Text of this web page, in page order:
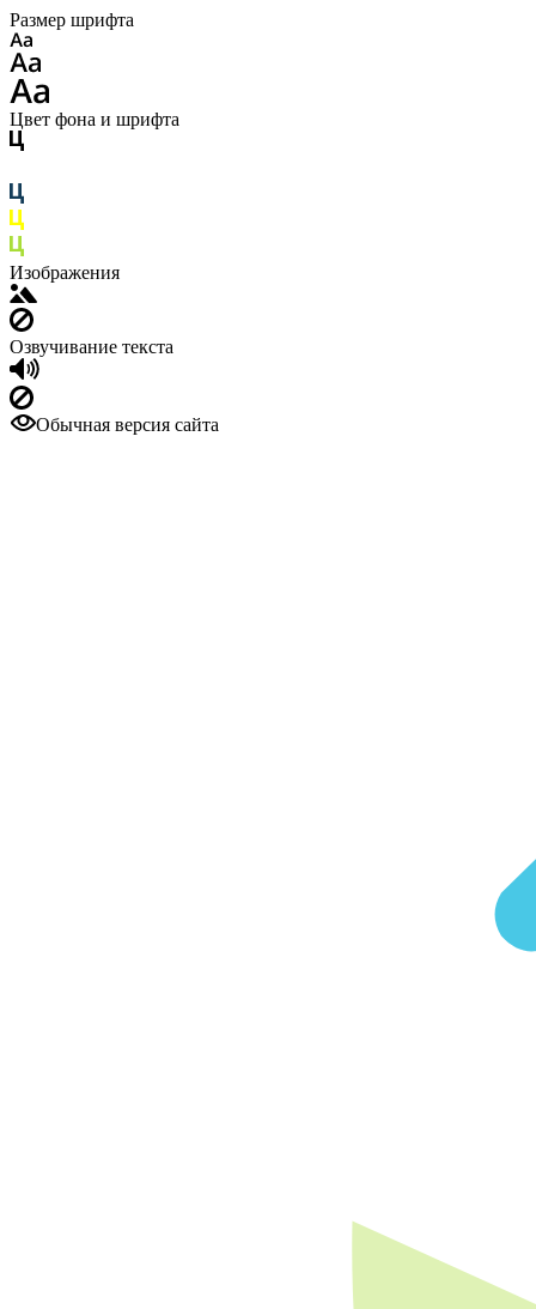
Размер шрифта
Цвет фона и шрифта
Изображения
Озвучивание текста
Обычная версия сайта